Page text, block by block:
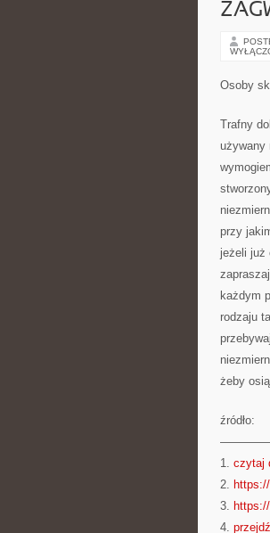
Osoby
Trafny
używany
przy
jeżeli już
każdym
rodzaju
żeby
źródło:
1. czytaj
2.
3.
4.